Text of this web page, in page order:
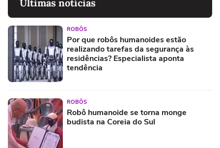
Últimas notícias
ROBÔS
Por que robôs humanoides estão
realizando tarefas da segurança às
residências? Especialista aponta
tendência
ROBÔS
Robô humanoide se torna monge
budista na Coreia do Sul